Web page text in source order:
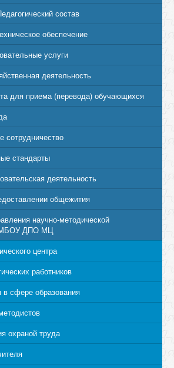
состав
обеспечение
услуги
деятельность
для приема (перевода) обучающихся
сотрудничество
стандарты
деятельность
общежития
научно-методической
МБОУ ДПО МЦ
центра
работников
в сфере образования
охраной труда